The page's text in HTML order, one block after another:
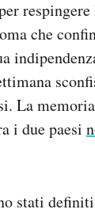
che
La
i due paesi
stati